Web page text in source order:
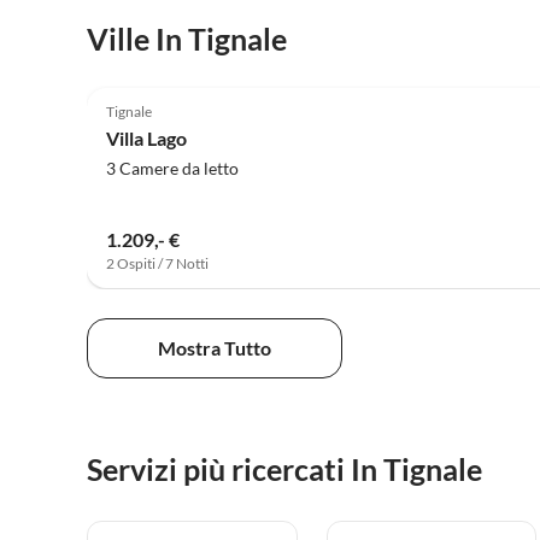
Ville In Tignale
Tignale
Villa Lago
3 Camere da letto
1.209,- €
2 Ospiti / 7 Notti
Mostra Tutto
Servizi più ricercati In Tignale